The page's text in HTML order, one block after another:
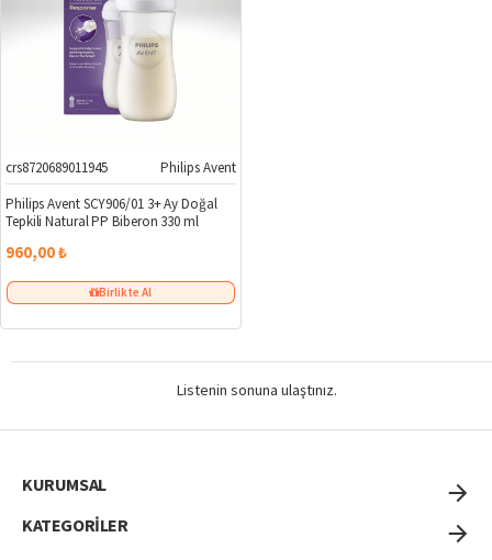
crs8720689011945
Philips Avent
Philips Avent SCY906/01 3+ Ay Doğal
Tepkili Natural PP Biberon 330 ml
960,00 ₺
Birlikte Al
Listenin sonuna ulaştınız.
KURUMSAL
KATEGORİLER